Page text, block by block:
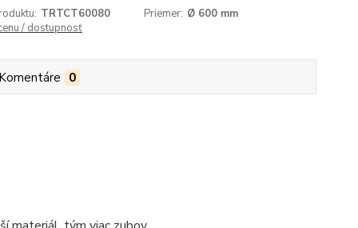
TRTCT60080 Priemer: Ø 600 mm
/ dostupnosť
0